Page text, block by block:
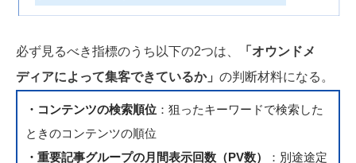
必ず見るべき指標のうち以下の2つは、
「オウンドメ
ディアによって集客できているか」 の判断材料になる。
・コンテンツの検索順位 ：狙ったキーワードで検索した
ときのコンテンツの順位
・重要記事グループの月間表示回数（PV数）
：別途途定